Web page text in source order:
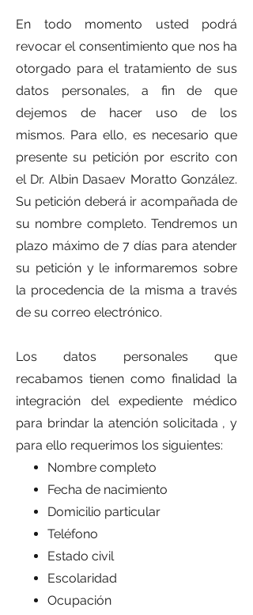
En todo momento usted podrá
revocar el consentimiento que nos ha
otorgado para el tratamiento de sus
datos personales, a fin de que
dejemos de hacer uso de los
mismos. Para ello, es necesario que
presente su petición por escrito con
el Dr. Albin Dasaev Moratto González.
Su petición deberá ir acompañada de
su nombre completo. Tendremos un
plazo máximo de 7 días para atender
su petición y le informaremos sobre
la procedencia de la misma a través
de su correo electrónico.
Los datos personales que
recabamos tienen como finalidad la
integración del expediente médico
para brindar la atención solicitada , y
para ello requerimos los siguientes:
Nombre completo
Fecha de nacimiento
Domicilio particular
Teléfono
Estado civil
Escolaridad
Ocupación